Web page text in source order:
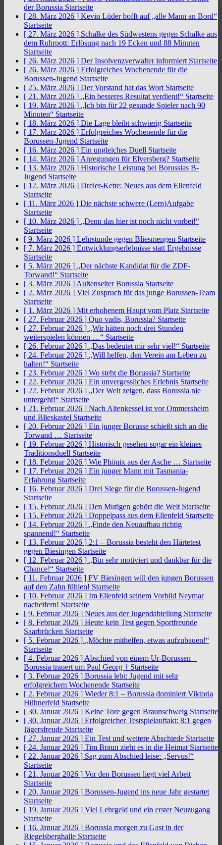
der Borussia Startseite
[ 28. März 2026 ] Kevin Lüder hofft auf „alle Mann an Bord“
Startseite
[ 27. März 2026 ] Schalke des Südwestens gegen Schalke aus
dem Ruhrpott: Erlösung nach 19 Ecken und 88 Minuten
Startseite
[ 26. März 2026 ] Der Insolvenzverwalter informiert Startseite
[ 26. März 2026 ] Erfolgreiches Wochenende für die
Borussen-Jugend Startseite
[ 25. März 2026 ] Der Vorstand hat das Wort Startseite
[ 21. März 2026 ] „Ein besseres Resultat verdient!“ Startseite
[ 19. März 2026 ] „Ich bin für 22 gesunde Spieler nach 90
Minuten“ Startseite
[ 18. März 2026 ] Die Lage bleibt schwierig Startseite
[ 17. März 2026 ] Erfolgreiches Wochenende für die
Borussen-Jugend Startseite
[ 16. März 2026 ] Ein ungleiches Duell Startseite
[ 14. März 2026 ] Anregungen für Elversberg? Startseite
[ 13. März 2026 ] Historische Leistung bei Borussias B-
Jugend Startseite
[ 12. März 2026 ] Dreier-Kette: Neues aus dem Ellenfeld
Startseite
[ 11. März 2026 ] Die nächste schwere (Lern)Aufgabe
Startseite
[ 10. März 2026 ] „Denn das hier ist noch nicht vorbei!“
Startseite
[ 9. März 2026 ] Lehrstunde gegen Bliesmengen Startseite
[ 7. März 2026 ] Entwicklungserlebnisse statt Ergebnisse
Startseite
[ 5. März 2026 ] „Der nächste Kandidat für die ZDF-
Torwand!“ Startseite
[ 3. März 2026 ] Außenseiter Borussia Startseite
[ 2. März 2026 ] Viel Zuspruch für das junge Borussen-Team
Startseite
[ 1. März 2026 ] Mit erhobenem Haupt vom Platz Startseite
[ 27. Februar 2026 ] Quo vadis, Borussia? Startseite
[ 27. Februar 2026 ] „Wir hätten noch drei Stunden
weiterspielen können …“ Startseite
[ 26. Februar 2026 ] „Das bedeutet mir sehr viel!“ Startseite
[ 24. Februar 2026 ] „Will helfen, den Verein am Leben zu
halten!“ Startseite
[ 23. Februar 2026 ] Wo steht die Borussia? Startseite
[ 22. Februar 2026 ] Ein unvergessliches Erlebnis Startseite
[ 22. Februar 2026 ] „Der Welt zeigen, dass Borussia nie
untergeht!“ Startseite
[ 21. Februar 2026 ] Nach Altenkessel ist vor Ommersheim
und Blieskastel Startseite
[ 20. Februar 2026 ] Ein junger Borusse schießt sich an die
Torwand … Startseite
[ 19. Februar 2026 ] Historisch gesehen sogar ein kleines
Traditionsduell Startseite
[ 18. Februar 2026 ] Wie Phönix aus der Asche … Startseite
[ 17. Februar 2026 ] Ein junger Mann mit Tasmania-
Erfahrung Startseite
[ 16. Februar 2026 ] Drei Siege für die Borussen-Jugend
Startseite
[ 15. Februar 2026 ] Den Mutigen gehört die Welt Startseite
[ 15. Februar 2026 ] Doppelpass aus dem Ellenfeld Startseite
[ 14. Februar 2026 ] „Finde den Neuaufbau richtig
spannend!“ Startseite
[ 13. Februar 2026 ] 2:1 – Borussia besteht den Härtetest
gegen Biesingen Startseite
[ 12. Februar 2026 ] „Bin sehr motiviert und dankbar für die
Chance!“ Startseite
[ 11. Februar 2026 ] FV Biesingen will den jungen Borussen
auf den Zahn fühlen! Startseite
[ 10. Februar 2026 ] Im Ellenfeld seinem Vorbild Neymar
nacheifern! Startseite
[ 9. Februar 2026 ] Neues aus der Jugendabteilung Startseite
[ 8. Februar 2026 ] Heute kein Test gegen Sportfreunde
Saarbrücken Startseite
[ 5. Februar 2026 ] „Möchte mithelfen, etwas aufzubauen!“
Startseite
[ 4. Februar 2026 ] Abschied von einem Ur-Borussen –
Borussia trauert um Paul Georg † Startseite
[ 3. Februar 2026 ] Borussia lebt: Jugend mit sehr
erfolgreichem Wochenende Startseite
[ 2. Februar 2026 ] Wieder 8:1 – Borussia dominiert Viktoria
Hühnerfeld Startseite
[ 30. Januar 2026 ] Keine Tore gegen Braunschweig Startseite
[ 30. Januar 2026 ] Erfolgreicher Testspielauftakt: 8:1 gegen
Jägersfreude Startseite
[ 27. Januar 2026 ] Ein Test und weitere Abschiede Startseite
[ 24. Januar 2026 ] Tim Braun zieht es in die Heimat Startseite
[ 22. Januar 2026 ] Sag zum Abschied leise: „Servus!“
Startseite
[ 21. Januar 2026 ] Vor den Borussen liegt viel Arbeit
Startseite
[ 20. Januar 2026 ] Borussen-Jugend ins neue Jahr gestartet
Startseite
[ 19. Januar 2026 ] Viel Lehrgeld und ein erster Neuzugang
Startseite
[ 16. Januar 2026 ] Borussia morgen zu Gast in der
Riegelsberghalle Startseite